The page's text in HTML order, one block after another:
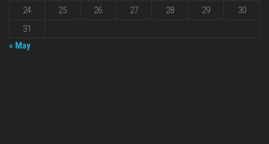
24
25 26 27 28 29
30
31
« May